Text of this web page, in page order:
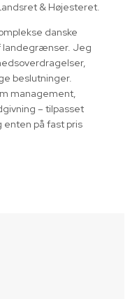
& Højesteret.
danske
landegrænser. Jeg
beslutninger.
management,
– tilpasset
enten på fast pris